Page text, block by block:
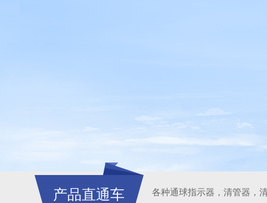
产品直通车 各种通球指示器，清管器，